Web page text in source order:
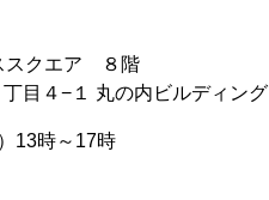
スクエア ８階
４−１ 丸の内ビルディング
13時～17時